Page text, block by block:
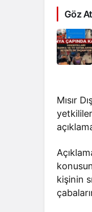
Göz
Mısır
kişinin